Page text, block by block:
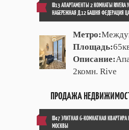
ID13 АПАРТАМЕНТЫ 2 КОМНАТЫ RIVERA
НАБЕРЕЖНАЯ Д.12 БАШНЯ ФЕДЕРАЦИЯ
Метро:
Площадь:
Описание:
2комн. Rive
ПРОДАЖА
ID47 ЭЛИТНАЯ 6-КОМНАТНАЯ
МОСКВЫ